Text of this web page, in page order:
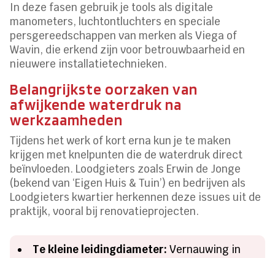
In deze fasen gebruik je tools als digitale
manometers, luchtontluchters en speciale
persgereedschappen van merken als Viega of
Wavin, die erkend zijn voor betrouwbaarheid en
nieuwere installatietechnieken.
Belangrijkste oorzaken van
afwijkende waterdruk na
werkzaamheden
Tijdens het werk of kort erna kun je te maken
krijgen met knelpunten die de waterdruk direct
beïnvloeden. Loodgieters zoals Erwin de Jonge
(bekend van ‘Eigen Huis & Tuin’) en bedrijven als
Loodgieters kwartier herkennen deze issues uit de
praktijk, vooral bij renovatieprojecten.
Te kleine leidingdiameter: Vernauwing in